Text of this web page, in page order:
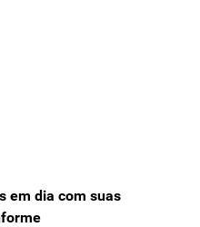
em dia com suas